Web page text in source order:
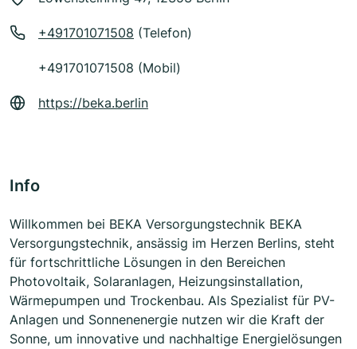
+491701071508 (Telefon)
+491701071508 (Mobil)
https://beka.berlin
Info
Willkommen bei BEKA Versorgungstechnik BEKA
Versorgungstechnik, ansässig im Herzen Berlins, steht
für fortschrittliche Lösungen in den Bereichen
Photovoltaik, Solaranlagen, Heizungsinstallation,
Wärmepumpen und Trockenbau. Als Spezialist für PV-
Anlagen und Sonnenenergie nutzen wir die Kraft der
Sonne, um innovative und nachhaltige Energielösungen